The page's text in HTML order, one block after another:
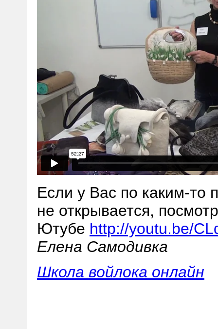
Если у Вас по каким-то
не открывается,
Ютубе http://youtu.be/
Елена Самодивка
Школа войлока онлайн